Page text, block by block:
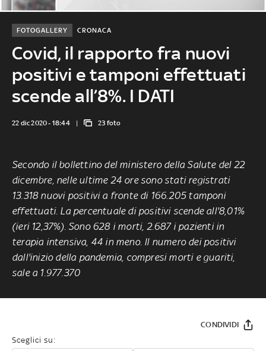
Covid, il rapporto fra nuovi
positivi e tamponi effettuati
scende all’8%. I DATI
CRONACA
FOTOGALLERY
22 dic 2020 - 18:44 23 foto
Secondo il bollettino del ministero della Salute del 22
dicembre, nelle ultime 24 ore sono stati registrati
13.318 nuovi positivi a fronte di 166.205 tamponi
effettuati. La percentuale di positivi scende all'8,01%
(ieri 12,37%). Sono 628 i morti, 2.687 i pazienti in
terapia intensiva, 44 in meno. Il numero dei positivi
dall'inizio della pandemia, compresi morti e guariti,
sale a 1.977.370
Sceglici su:
CONDIVIDI